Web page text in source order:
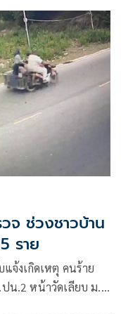
จ ช่วงชาวบ้าน
ราย
จ้งเกิดเหตุ คนร้าย
น.2 หน้าวัดเลียบ ม.2